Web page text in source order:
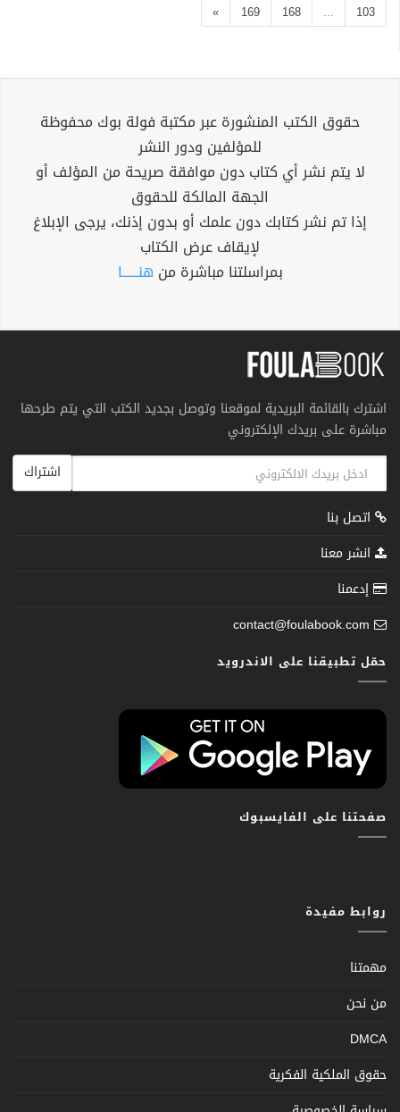
103
...
168
169
»
حقوق الكتب المنشورة عبر مكتبة فولة بوك محفوظة
للمؤلفين ودور النشر
لا يتم نشر أي كتاب دون موافقة صريحة من المؤلف أو
الجهة المالكة للحقوق
إذا تم نشر كتابك دون علمك أو بدون إذنك، يرجى الإبلاغ
لإيقاف عرض الكتاب
بمراسلتنا مباشرة من هنــــــا
اشترك بالقائمة البريدية لموقعنا وتوصل بجديد الكتب التي يتم طرحها
مباشرة على بريدك الإلكتروني
اشتراك
اتصل بنا
انشر معنا
إدعمنا
contact@foulabook.com
حمّل تطبيقنا على الاندرويد
صفحتنا على الفايسبوك
روابط مفيدة
مهمتنا
من نحن
DMCA
حقوق الملكية الفكرية